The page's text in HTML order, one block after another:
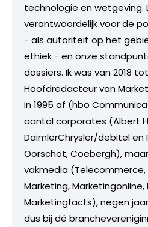
technologie en wetgeving.
verantwoordelijk voor de
- als autoriteit op het
ethiek - en onze
dossiers. Ik was van 2018
Hoofdredacteur van
in 1995 af (hbo
aantal corporates (Albert
DaimlerChrysler/debitel en
Oorschot, Coebergh),
vakmedia
Marketing,
Marketingfacts), negen
dus bij dé